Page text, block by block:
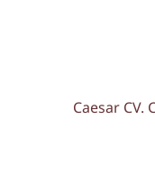
Caesar CV.